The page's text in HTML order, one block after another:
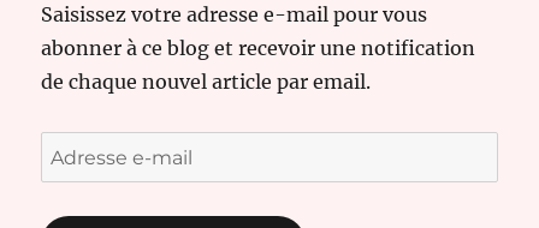
Saisissez votre adresse e-mail pour vous
abonner à ce blog et recevoir une notification
de chaque nouvel article par email.
Adresse
e-
mail